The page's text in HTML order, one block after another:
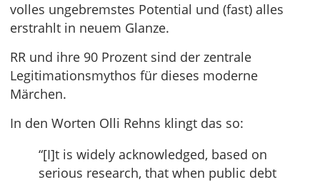
volles ungebremstes Potential und (fast) alles
erstrahlt in neuem Glanze.
RR und ihre 90 Prozent sind der zentrale
Legitimationsmythos für dieses moderne
Märchen.
In den Worten Olli Rehns klingt das so:
“[I]t is widely acknowledged, based on
serious research, that when public debt